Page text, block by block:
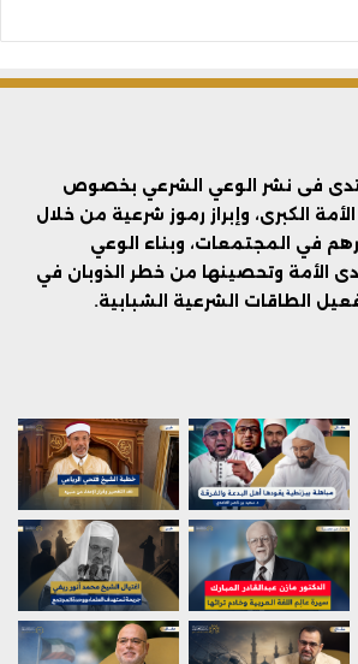
فى نشر الوعي الشرعي بخصوص
الكبرى، وإبراز رموز شرعية من خلال
في المجتمعات، وبناء الوعي
الأمة وتحصينها من خطر الذوبان في
الطاقات الشرعية الشبابية.